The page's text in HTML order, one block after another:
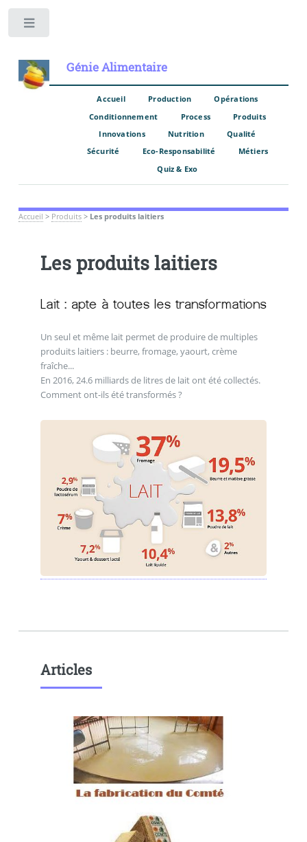
Génie Alimentaire
Accueil Production
Opérations
Conditionnement
Process
Produits
Innovations
Nutrition
Qualité
Sécurité
Eco-Responsabilité
Métiers
Quiz & Exo
Accueil > Produits> Les produits laitiers
Les produits laitiers
Un seul et même lait permet de produire de multiples
produits laitiers : beurre, fromage, yaourt, crème
fraîche...
En 2016, 24.6 milliards de litres de lait ont été collectés.
Comment ont-ils été transformés ?
Articles